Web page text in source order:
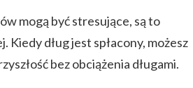
mogą być stresujące, są to
dług jest spłacony, możesz
bez obciążenia długami.